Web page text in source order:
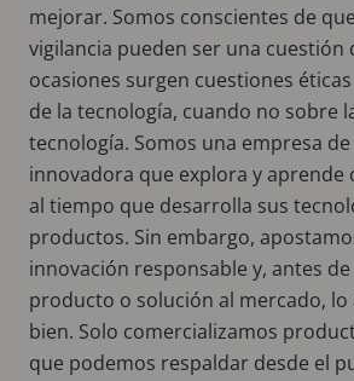
mejorar. Somos conscientes de
vigilancia pueden ser una cuestión
ocasiones surgen cuestiones
de la tecnología, cuando no sobre
tecnología. Somos una empresa
innovadora que explora y aprende
al tiempo que desarrolla sus
productos. Sin embargo,
innovación responsable y, antes
producto o solución al mercado, lo
bien. Solo comercializamos
que podemos respaldar desde el